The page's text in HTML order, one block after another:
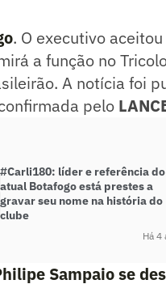
. O executivo
a função no
A notícia foi
pelo
#Carli180: líder e referência do
atual Botafogo está prestes a
gravar seu nome na história do
clube
Há 4
Sampaio se